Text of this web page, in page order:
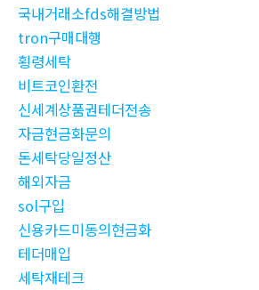
국내거래소fds해결방법
tron구매대행
횡령세탁
비트코인환전
신세계상품권테더전송
자금현금화문의
돈세탁당일정산
해외자금
sol구입
신용카드미동의현금화
테더매입
세탁재테크